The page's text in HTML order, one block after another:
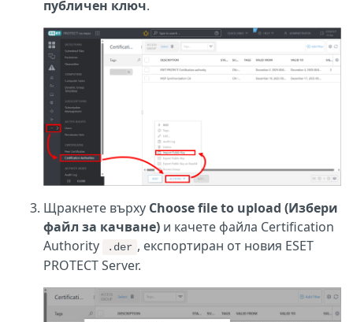
публичен ключ.
Щракнете върху Choose file to upload (Избери
файл за качване) и качете файла Certification
Authority
.der , експортиран от новия ESET
PROTECT Server.